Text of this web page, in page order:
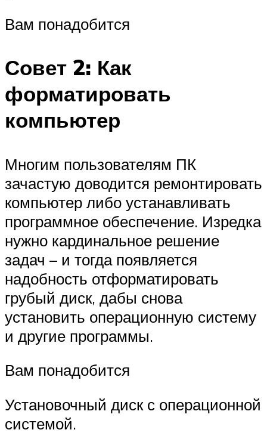
Вам понадобится
Совет 2: Как
форматировать
компьютер
Многим пользователям ПК
зачастую доводится ремонтировать
компьютер либо устанавливать
программное обеспечение. Изредка
нужно кардинальное решение
задач – и тогда появляется
надобность отформатировать
грубый диск, дабы снова
установить операционную систему
и другие программы.
Вам понадобится
Установочный диск с операционной
системой.